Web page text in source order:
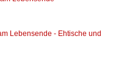
Lebensende - Ehtische und